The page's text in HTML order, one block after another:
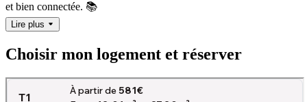
et bien connectée. 📚
Lire plus
Choisir mon logement et réserver